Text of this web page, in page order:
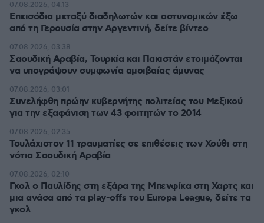
Επεισόδια μεταξύ διαδηλωτών και αστυνομικών έξω
από τη Γερουσία στην Αργεντινή, δείτε βίντεο
07.08.2026, 04:13
Σαουδική Αραβία, Τουρκία και Πακιστάν ετοιμάζονται
να υπογράψουν συμφωνία αμοιβαίας άμυνας
07.08.2026, 03:38
Συνελήφθη πρώην κυβερνήτης πολιτείας του Μεξικού
για την εξαφάνιση των 43 φοιτητών το 2014
07.08.2026, 03:01
Τουλάχιστον 11 τραυματίες σε επιθέσεις των Χούθι στη
νότια Σαουδική Αραβία
07.08.2026, 02:35
Γκολ ο Παυλίδης στη εξάρα της Μπενφίκα στη Χαρτς και
μια ανάσα από τα play-offs του Europa League, δείτε τα
γκολ
07.08.2026, 02:10